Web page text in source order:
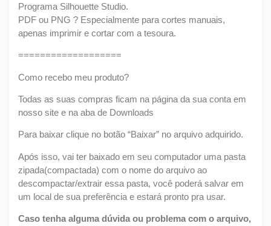
Programa Silhouette Studio.
PDF ou PNG ? Especialmente para cortes manuais,
apenas imprimir e cortar com a tesoura.
===================
Como recebo meu produto?
Todas as suas compras ficam na página da sua conta em
nosso site e na aba de Downloads
Para baixar clique no botão “Baixar” no arquivo adquirido.
Após isso, vai ter baixado em seu computador uma pasta
zipada(compactada) com o nome do arquivo ao
descompactar/extrair essa pasta, você poderá salvar em
um local de sua preferência e estará pronto pra usar.
Caso tenha alguma dúvida ou problema com o arquivo,